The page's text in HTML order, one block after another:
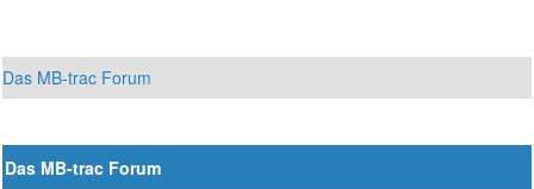
Das MB-trac Forum
Das MB-trac Forum